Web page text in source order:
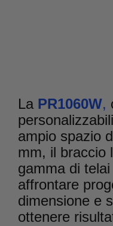
La PR1060W,
ampio spazio
mm, il braccio
gamma di
affrontare
dimensione e
ottenere